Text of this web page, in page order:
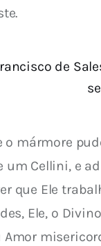
de
o mármore
um Cellini, e
que Ele
Ele, o